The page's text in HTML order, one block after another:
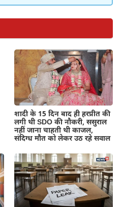
शादी के 15 दिन बाद ही हरप्रीत की
लगी थी SDO की नौकरी, ससुराल
नहीं जाना चाहती थी काजल,
संदिग्ध मौत को लेकर उठ रहे सवाल